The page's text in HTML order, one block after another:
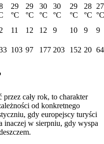
29
°C
29
°C
30
°C
30
°C
29
°C
28
°C
27
°C
11 12 12 9 10 9
9
103 97 177 203 152 20 64
cały rok, to charakter
od konkretnego
gdy europejscy turyści
inaczej w sierpniu, gdy wyspa